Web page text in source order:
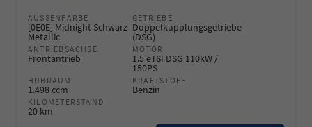
AUSSENFARBE
[0E0E] Midnight Schwarz
Metallic
GETRIEBE
Doppelkupplungsgetriebe
(DSG)
ANTRIEBSACHSE
Frontantrieb
MOTOR
1.5 eTSI DSG 110kW /
150PS
HUBRAUM
1.498 ccm
KRAFTSTOFF
Benzin
KILOMETERSTAND
20 km